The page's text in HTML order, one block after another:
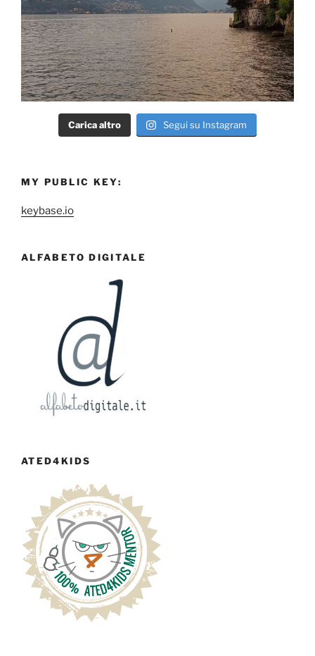
Carica altro Segui su Instagram
MY PUBLIC KEY:
keybase.io
ALFABETO DIGITALE
ATED4KIDS